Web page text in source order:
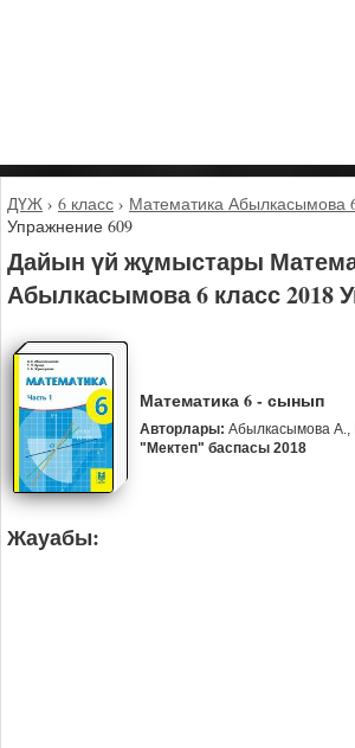
ДҮЖ › 6 класс › Математика Абылкасымова
Упражнение 609
Дайын үй жұмыстары
Абылкасымова 6 класс 2018
Математика 6 - сынып
Авторлары: Абылкасымова А.,
"Мектеп" баспасы 2018
Жауабы: